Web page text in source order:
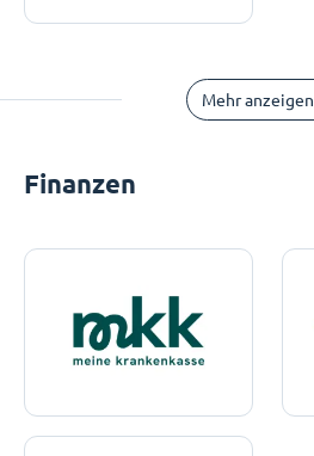
Mehr anzeigen
Finanzen